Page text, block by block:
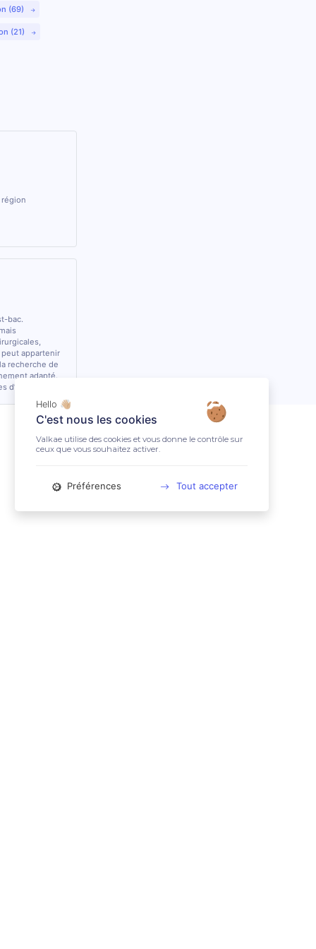
(69)
(21)
bac.
appartenir
recherche de
adapté.
Hello 👋🏼
C'est nous les cookies
Valkae utilise des cookies et vous donne le contrôle sur
ceux que vous souhaitez activer.
Préférences Tout accepter